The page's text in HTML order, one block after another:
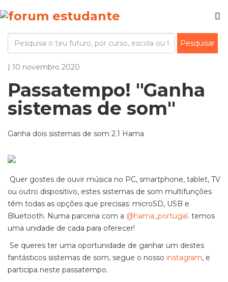
| 10 novembro 2020
Passatempo! "Ganha
sistemas de som"
Ganha dois sistemas de som 2.1 Hama
Quer gostes de ouvir música no PC, smartphone, tablet, TV
ou outro dispositivo, estes sistemas de som multifunções
têm todas as opções que precisas: microSD, USB e
Bluetooth. Numa parceria com a @hama_portugal. temos
uma unidade de cada para oferecer!
Se queres ter uma oportunidade de ganhar um destes
fantásticos sistemas de som, segue o nosso instagram, e
participa neste passatempo.